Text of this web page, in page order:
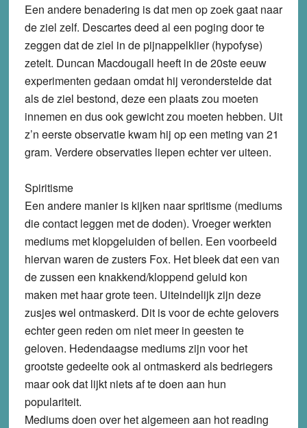
Een andere benadering is dat men op zoek gaat naar
de ziel zelf. Descartes deed al een poging door te
zeggen dat de ziel in de pijnappelklier (hypofyse)
zetelt. Duncan Macdougall heeft in de 20ste eeuw
experimenten gedaan omdat hij veronderstelde dat
als de ziel bestond, deze een plaats zou moeten
innemen en dus ook gewicht zou moeten hebben. Uit
z’n eerste observatie kwam hij op een meting van 21
gram. Verdere observaties liepen echter ver uiteen.
Spiritisme
Een andere manier is kijken naar spritisme (mediums
die contact leggen met de doden). Vroeger werkten
mediums met klopgeluiden of bellen. Een voorbeeld
hiervan waren de zusters Fox. Het bleek dat een van
de zussen een knakkend/kloppend geluid kon
maken met haar grote teen. Uiteindelijk zijn deze
zusjes wel ontmaskerd. Dit is voor de echte gelovers
echter geen reden om niet meer in geesten te
geloven. Hedendaagse mediums zijn voor het
grootste gedeelte ook al ontmaskerd als bedriegers
maar ook dat lijkt niets af te doen aan hun
populariteit.
Mediums doen over het algemeen aan hot reading